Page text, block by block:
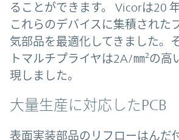
ることができます。 Vicorは20
これらのデバイスに集積された
気部品を最適化してきました。
トマルチプライヤは2A/㎜²の高
現しました。
大量生産に対応したPCB
表面実装部品のリフローはんだ